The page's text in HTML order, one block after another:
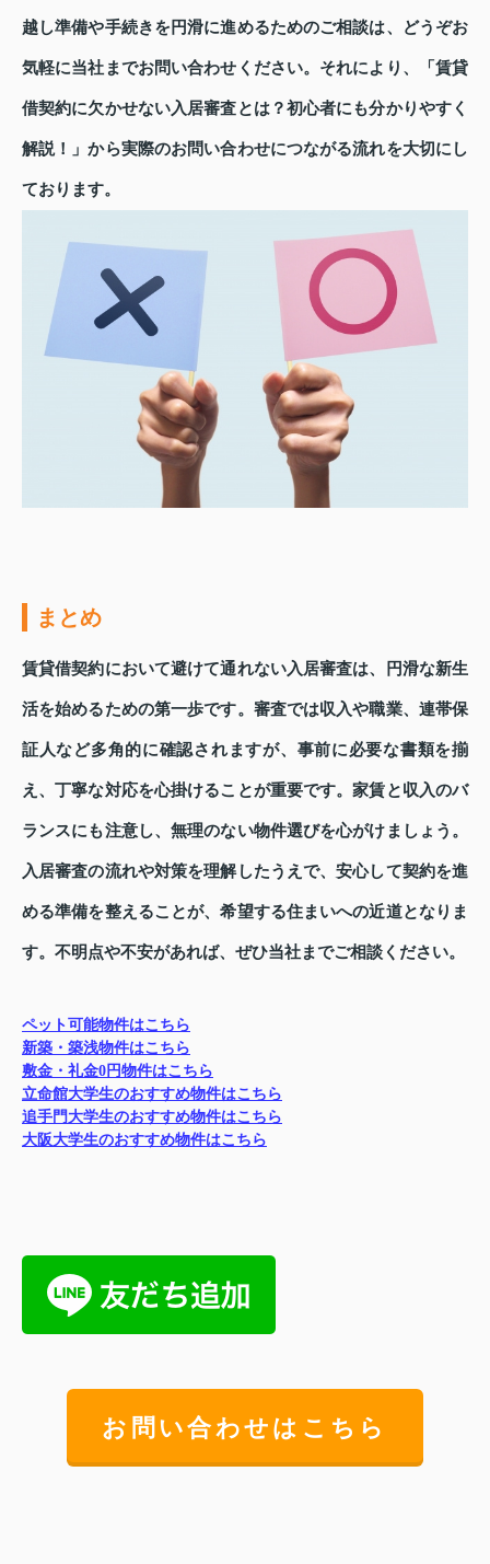
越し準備や手続きを円滑に進めるためのご相談は、どうぞお
気軽に当社までお問い合わせください。それにより、「賃貸
借契約に欠かせない入居審査とは？初心者にも分かりやすく
解説！」から実際のお問い合わせにつながる流れを大切にし
ております。
まとめ
賃貸借契約において避けて通れない入居審査は、円滑な新生
活を始めるための第一歩です。審査では収入や職業、連帯保
証人など多角的に確認されますが、事前に必要な書類を揃
え、丁寧な対応を心掛けることが重要です。家賃と収入のバ
ランスにも注意し、無理のない物件選びを心がけましょう。
入居審査の流れや対策を理解したうえで、安心して契約を進
める準備を整えることが、希望する住まいへの近道となりま
す。不明点や不安があれば、ぜひ当社までご相談ください。
ペット可能物件はこちら
新築・築浅物件はこちら
敷金・礼金0円物件はこちら
立命館大学生のおすすめ物件はこちら
追手門大学生のおすすめ物件はこちら
大阪大学生のおすすめ物件はこちら
お問い合わせはこちら